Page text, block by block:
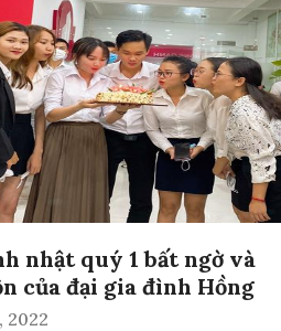
nhật quý 1 bất ngờ và
của đại gia đình Hồng
2022